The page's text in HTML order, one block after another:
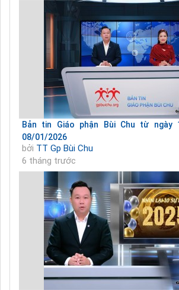
Bản tin Giáo phận Bùi Chu từ ngày
08/01/2026
bởi TT Gp Bùi Chu
6 tháng trước